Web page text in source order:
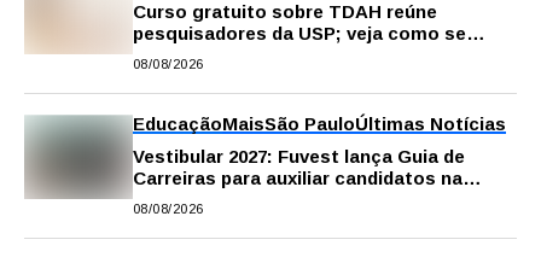
Curso gratuito sobre TDAH reúne
pesquisadores da USP; veja como se
inscrever
08/08/2026
EducaçãoMaisSão PauloÚltimas Notícias
Vestibular 2027: Fuvest lança Guia de
Carreiras para auxiliar candidatos na
escolha da profissão
08/08/2026